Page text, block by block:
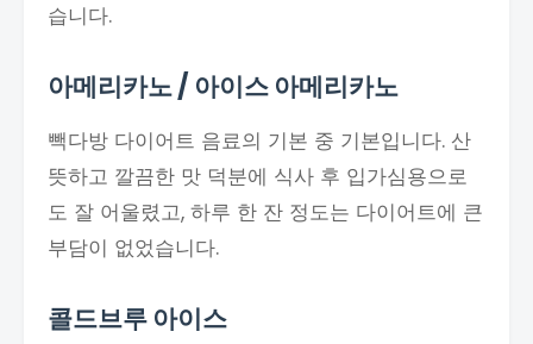
습니다.
아메리카노 / 아이스 아메리카노
빽다방 다이어트 음료의 기본 중 기본입니다. 산
뜻하고 깔끔한 맛 덕분에 식사 후 입가심용으로
도 잘 어울렸고, 하루 한 잔 정도는 다이어트에 큰
부담이 없었습니다.
콜드브루 아이스